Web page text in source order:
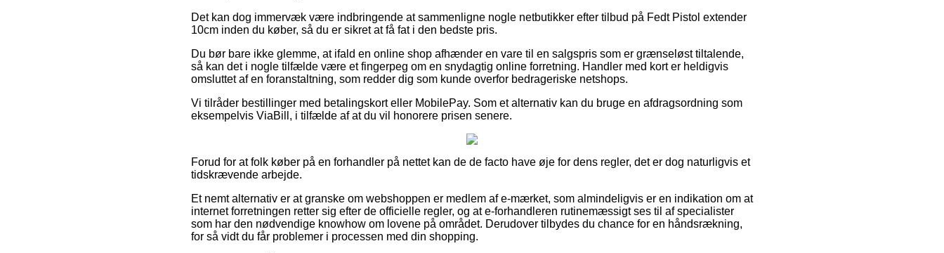
Det kan dog immervæk være indbringende at sammenligne nogle netbutikker efter tilbud på Fedt Pistol extender
10cm inden du køber, så du er sikret at få fat i den bedste pris.
Du bør bare ikke glemme, at ifald en online shop afhænder en vare til en salgspris som er grænseløst tiltalende,
så kan det i nogle tilfælde være et fingerpeg om en snydagtig online forretning. Handler med kort er heldigvis
omsluttet af en foranstaltning, som redder dig som kunde overfor bedrageriske netshops.
Vi tilråder bestillinger med betalingskort eller MobilePay. Som et alternativ kan du bruge en afdragsordning som
eksempelvis ViaBill, i tilfælde af at du vil honorere prisen senere.
Forud for at folk køber på en forhandler på nettet kan de de facto have øje for dens regler, det er dog naturligvis et
tidskrævende arbejde.
Et nemt alternativ er at granske om webshoppen er medlem af e-mærket, som almindeligvis er en indikation om at
internet forretningen retter sig efter de officielle regler, og at e-forhandleren rutinemæssigt ses til af specialister
som har den nødvendige knowhow om lovene på området. Derudover tilbydes du chance for en håndsrækning,
for så vidt du får problemer i processen med din shopping.